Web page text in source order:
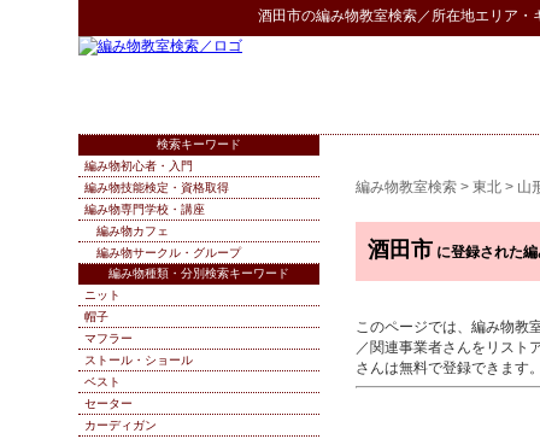
酒田市の編み物教室検索／所在地エリア・
編み物教室検索 > 東北 > 山
酒田市 に登録された
このページでは、編み物教
／関連事業者さんをリスト
さんは無料で登録できます
検索キーワード
編み物初心者・入門
編み物技能検定・資格取得
編み物専門学校・講座
編み物カフェ
編み物サークル・グループ
編み物種類・分別検索キーワード
ニット
帽子
マフラー
ストール・ショール
ベスト
セーター
カーディガン